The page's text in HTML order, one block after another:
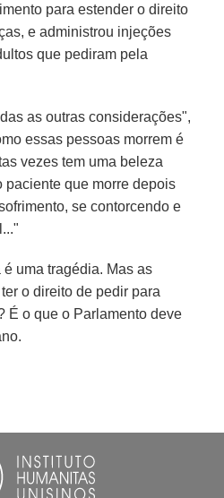
para estender o direito
e administrou injeções
que pediram pela
as outras considerações",
essas pessoas morrem é
vezes tem uma beleza
paciente que morre depois
se contorcendo e
uma tragédia. Mas as
o direito de pedir para
É o que o Parlamento deve